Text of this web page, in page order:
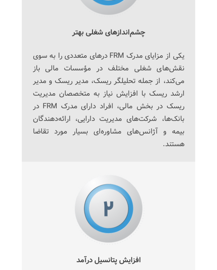
چشم‌اندازهای شغلی بهتر
یکی از مزایای مدرک FRM درهای متعددی را به سوی
نقش‌های شغلی مختلف در مؤسسات مالی باز
می‌کند، از جمله تحلیلگر ریسک، مدیر ریسک و مدیر
ارشد ریسک با افزایش نیاز به متخصصان مدیریت
ریسک در بخش مالی، افراد دارای مدرک FRM در
بانک‌ها، شرکت‌های مدیریت دارایی، ارائه‌دهندگان
بیمه و آژانس‌های مشاوره‌ای بسیار مورد تقاضا
هستند.
افزایش پتانسیل درآمد